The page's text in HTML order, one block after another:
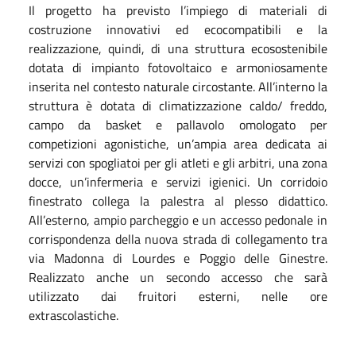
Il progetto ha previsto l’impiego di materiali di
costruzione innovativi ed ecocompatibili e la
realizzazione, quindi, di una struttura ecosostenibile
dotata di impianto fotovoltaico e armoniosamente
inserita nel contesto naturale circostante. All’interno la
struttura è dotata di climatizzazione caldo/ freddo,
campo da basket e pallavolo omologato per
competizioni agonistiche, un’ampia area dedicata ai
servizi con spogliatoi per gli atleti e gli arbitri, una zona
docce, un’infermeria e servizi igienici. Un corridoio
finestrato collega la palestra al plesso didattico.
All’esterno, ampio parcheggio e un accesso pedonale in
corrispondenza della nuova strada di collegamento tra
via Madonna di Lourdes e Poggio delle Ginestre.
Realizzato anche un secondo accesso che sarà
utilizzato dai fruitori esterni, nelle ore
extrascolastiche.